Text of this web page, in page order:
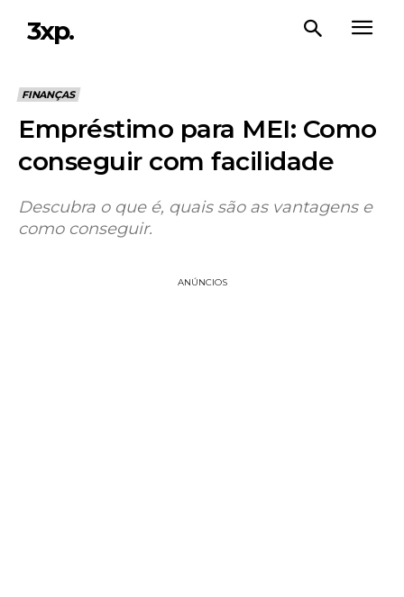
3xp.
FINANÇAS
Empréstimo para MEI: Como
conseguir com facilidade
Descubra o que é, quais são as vantagens e
como conseguir.
ANÚNCIOS